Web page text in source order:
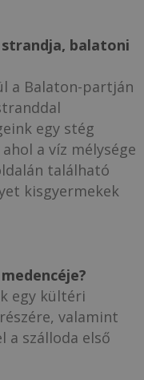
balatoni
a Balaton-partján
egy stég
a víz mélysége
található
kisgyermekek
egy kültéri
valamint
a szálloda első